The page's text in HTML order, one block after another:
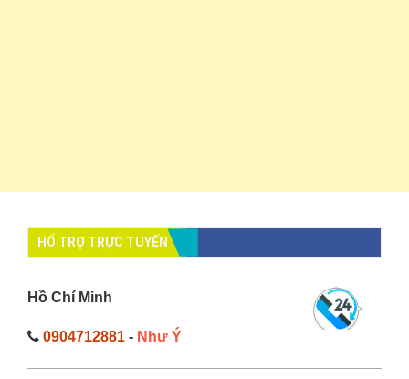
HỔ TRỢ TRỰC TUYẾN
Hồ Chí Minh
0904712881 - Như Ý